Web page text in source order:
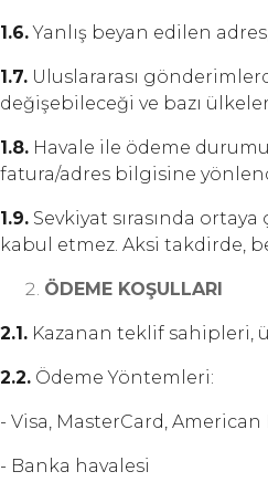
1.6.Yanlış beyan edilen
1.7. Uluslararası
değişebileceği ve bazı
1.8. Havale ile ödeme
fatura/adres bilgisine
1.9. Sevkiyat sırasında
kabul etmez. Aksi takdirde,
ÖDEME KOŞULLARI
2.1. Kazanan teklif sahipleri,
2.2. Ödeme Yöntemleri:
- Visa, MasterCard, American
- Banka havalesi